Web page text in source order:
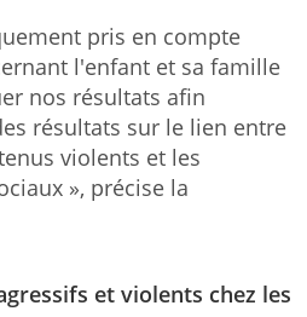
pris en compte
l'enfant et sa famille
nos résultats afin
résultats sur le lien entre
violents et les
», précise la
et violents chez les